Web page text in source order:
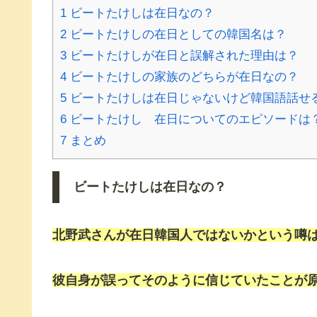
1 ビートたけしは在日なの？
2 ビートたけしの在日としての韓国名は？
3 ビートたけしが在日と誤解された理由は？
4 ビートたけしの家族のどちらが在日なの？
5 ビートたけしは在日じゃないけど韓国語話せ
6 ビートたけし 在日についてのエピソードは
7 まとめ
ビートたけしは在日なの？
北野武さんが在日韓国人ではないかという噂は
彼自身が誤ってそのように信じていたことが